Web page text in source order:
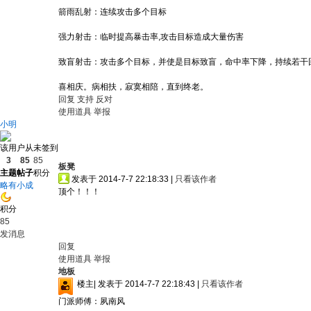
箭雨乱射：连续攻击多个目标
强力射击：临时提高暴击率,攻击目标造成大量伤害
致盲射击：攻击多个目标，并使是目标致盲，命中率下降，持续若干
喜相庆。病相扶，寂寞相陪，直到终老。
回复 支持 反对
使用道具 举报
小明
该用户从未签到
3
主题
85
帖子
85
积分
略有小成
积分
85
发消息
板凳
发表于 2014-7-7 22:18:33
只看该作者
顶个！！！
回复
使用道具 举报
地板
楼主 发表于 2014-7-7 22:18:43
只看该作者
门派师傅：夙南风